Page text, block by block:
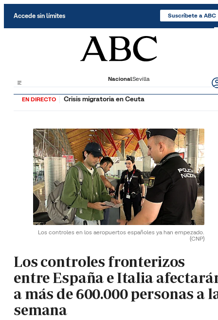
Accede sin límites Suscríbete a ABC
NacionalSevilla
EN DIRECTO Crisis migratoria en Ceuta
Los controles en los aeropuertos españoles ya han empezado.
(CNP)
Los controles fronterizos
entre España e Italia
a más de 600.000 personas a
semana